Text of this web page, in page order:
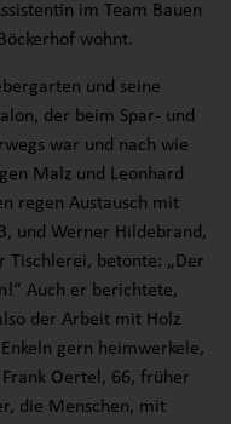
im Team Bauen
wohnt.
und seine
der beim Spar- und
war und nach wie
Malz und Leonhard
regen Austausch mit
und Werner Hildebrand,
Tischlerei, betonte: „Der
Auch er berichtete,
der Arbeit mit Holz
gern heimwerkele,
Oertel, 66, früher
die Menschen, mit